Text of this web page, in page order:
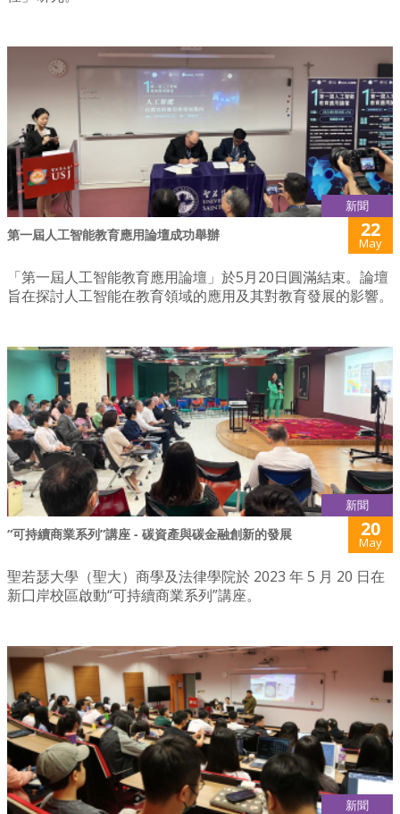
新聞
第一屆人工智能教育應用論壇成功舉辦 22
May
「第一屆人工智能教育應用論壇」於5月20日圓滿結束。論壇
旨在探討人工智能在教育領域的應用及其對教育發展的影響。
新聞
“可持續商業系列”講座 - 碳資產與碳金融創新的發展 20
May
聖若瑟大學（聖大）商學及法律學院於 2023 年 5 月 20 日在
新囗岸校區啟動“可持續商業系列”講座。
新聞